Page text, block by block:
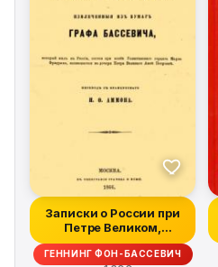
Записки о России при
Петре Великом,
извлеченные из...
ГЕННИНГ ФОН-БАССЕВИЧ